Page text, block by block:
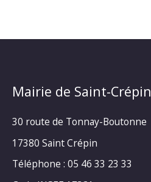
Mairie de Saint-Crépin
30 route de Tonnay-Boutonne
17380 Saint Crépin
Téléphone : 05 46 33 23 33